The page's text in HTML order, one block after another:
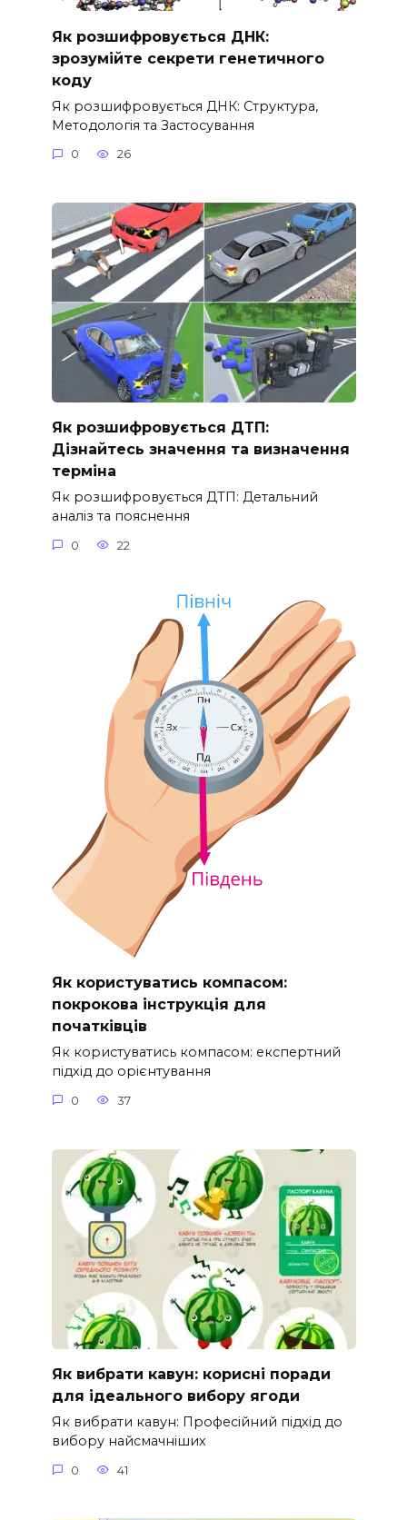
Як розшифровується ДНК:
зрозумійте секрети генетичного
коду
Як розшифровується ДНК: Структура,
Методологія та Застосування
0 26
Як розшифровується ДТП:
Дізнайтесь значення та визначення
терміна
Як розшифровується ДТП: Детальний
аналіз та пояснення
0 22
Як користуватись компасом:
покрокова інструкція для
початківців
Як користуватись компасом: експертний
підхід до орієнтування
0 37
Як вибрати кавун: корисні поради
для ідеального вибору ягоди
Як вибрати кавун: Професійний підхід до
вибору найсмачніших
0 41